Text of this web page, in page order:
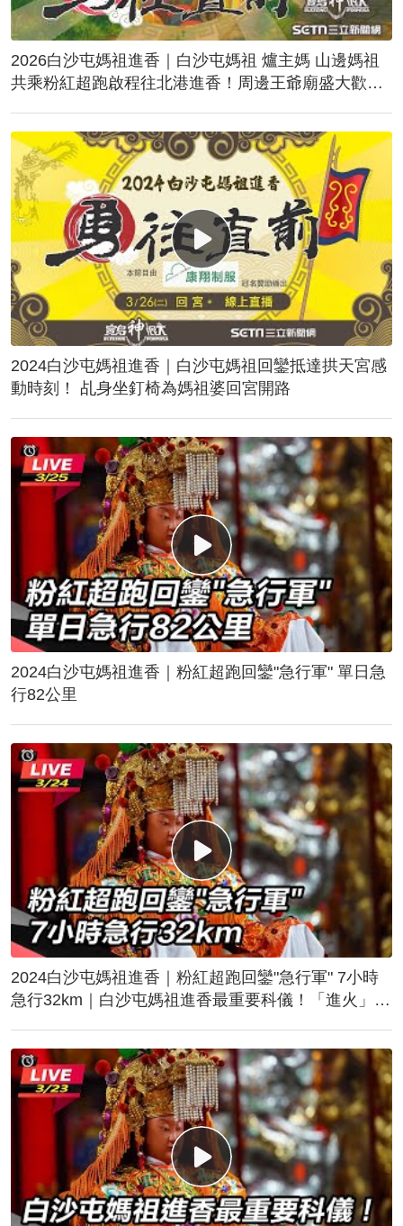
2026白沙屯媽祖進香｜白沙屯媽祖 爐主媽 山邊媽祖
共乘粉紅超跑啟程往北港進香！周邊王爺廟盛大歡
2024白沙屯媽祖進香｜白沙屯媽祖回鑾抵達拱天宮感
動時刻！ 乩身坐釘椅為媽祖婆回宮開路
2024白沙屯媽祖進香｜粉紅超跑回鑾"急行軍" 單日急
行82公里
2024白沙屯媽祖進香｜粉紅超跑回鑾"急行軍" 7小時
急行32km｜白沙屯媽祖進香最重要科儀！「進火」儀